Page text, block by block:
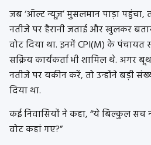
जब ‘ऑल्ट न्यूज़’ मुसलमान पाड़ा पहुंचा,
नतीजे पर हैरानी जताई और खुलकर
वोट दिया था. इनमें CPI(M) के
सक्रिय कार्यकर्ता भी शामिल थे. अगर
नतीजे पर यकीन करें, तो उन्होंने बड़ी
दिया था.
कई निवासियों ने कहा, “ये बिल्कुल सच
वोट कहां गए?”